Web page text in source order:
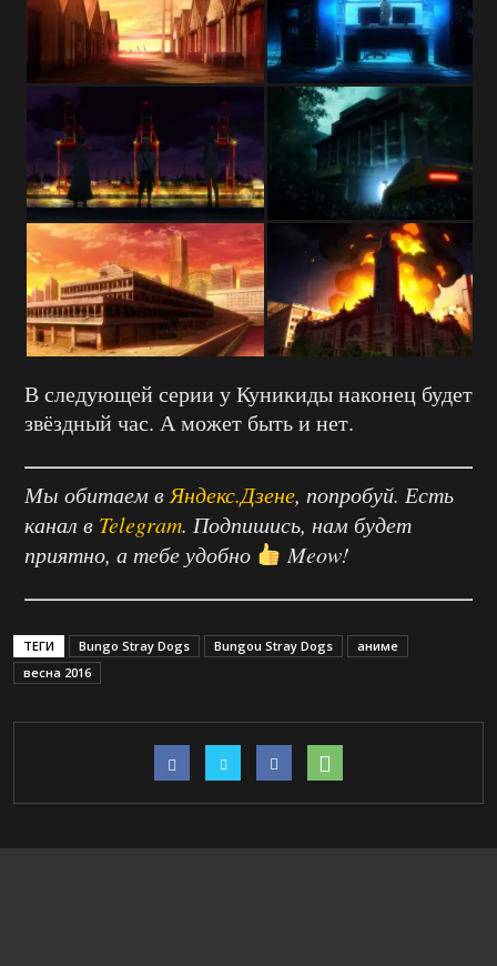
В следующей серии у Куникиды наконец будет
звёздный час. А может быть и нет.
Мы обитаем в Яндекс.Дзене, попробуй. Есть
канал в Telegram. Подпишись, нам будет
приятно, а тебе удобно
Meow!
ТЕГИ Bungo Stray Dogs Bungou Stray Dogs
аниме
весна 2016